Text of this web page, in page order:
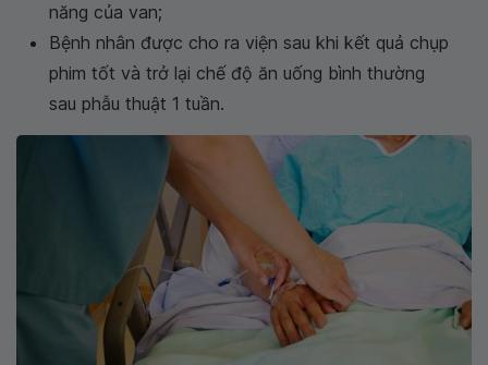
năng của van;
Bệnh nhân được cho ra viện sau khi kết quả chụp
phim tốt và trở lại chế độ ăn uống bình thường
sau phẫu thuật 1 tuần.